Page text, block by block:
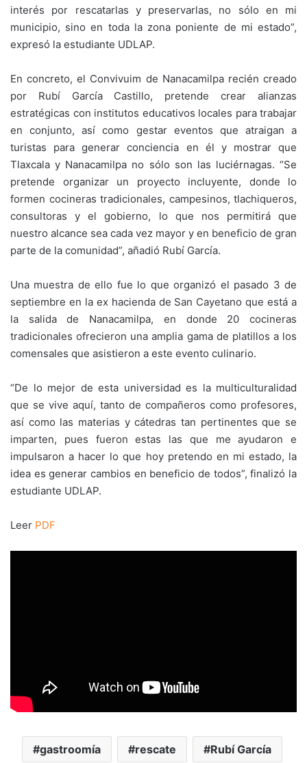
interés por rescatarlas y preservarlas, no sólo en mi
municipio, sino en toda la zona poniente de mi estado”,
expresó la estudiante UDLAP.
En concreto, el Convivuim de Nanacamilpa recién creado
por Rubí García Castillo, pretende crear alianzas
estratégicas con institutos educativos locales para trabajar
en conjunto, así como gestar eventos que atraigan a
turistas para generar conciencia en él y mostrar que
Tlaxcala y Nanacamilpa no sólo son las luciérnagas. “Se
pretende organizar un proyecto incluyente, donde lo
formen cocineras tradicionales, campesinos, tlachiqueros,
consultoras y el gobierno, lo que nos permitirá que
nuestro alcance sea cada vez mayor y en beneficio de gran
parte de la comunidad”, añadió Rubí García.
Una muestra de ello fue lo que organizó el pasado 3 de
septiembre en la ex hacienda de San Cayetano que está a
la salida de Nanacamilpa, en donde 20 cocineras
tradicionales ofrecieron una amplia gama de platillos a los
comensales que asistieron a este evento culinario.
“De lo mejor de esta universidad es la multiculturalidad
que se vive aquí, tanto de compañeros como profesores,
así como las materias y cátedras tan pertinentes que se
imparten, pues fueron estas las que me ayudaron e
impulsaron a hacer lo que hoy pretendo en mi estado, la
idea es generar cambios en beneficio de todos”, finalizó la
estudiante UDLAP.
Leer PDF
gastroomía rescate Rubí García